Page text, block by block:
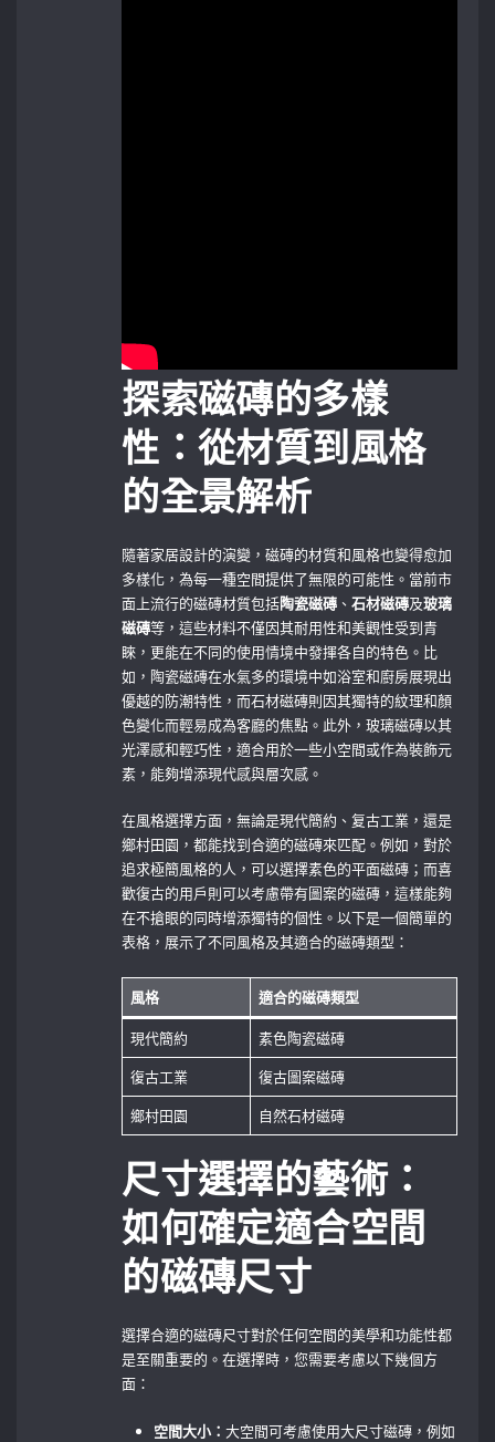
探索磁磚的多樣
性：從材質到風格
的全景解析
隨著家居設計的演變，磁磚的材質和風格也變得愈加
多樣化，為每一種空間提供了無限的可能性。當前市
面上流行的磁磚材質包括陶瓷磁磚 、石材磁磚及玻璃
磁磚等，這些材料不僅因其耐用性和美觀性受到青
睞，更能在不同的使用情境中發揮各自的特色。比
如，陶瓷磁磚在水氣多的環境中如浴室和廚房展現出
優越的防潮特性，而石材磁磚則因其獨特的紋理和顏
色變化而輕易成為客廳的焦點。此外，玻璃磁磚以其
光澤感和輕巧性，適合用於一些小空間或作為裝飾元
素，能夠增添現代感與層次感。
在風格選擇方面，無論是現代簡約、复古工業，還是
鄉村田園，都能找到合適的磁磚來匹配。例如，對於
追求極簡風格的人，可以選擇素色的平面磁磚；而喜
歡復古的用戶則可以考慮帶有圖案的磁磚，這樣能夠
在不搶眼的同時增添獨特的個性。以下是一個簡單的
表格，展示了不同風格及其適合的磁磚類型：
風格 適合的磁磚類型
現代簡約
素色陶瓷磁磚
復古工業
復古圖案磁磚
鄉村田園
自然石材磁磚
尺寸選擇的藝術：
如何確定適合空間
的磁磚尺寸
選擇合適的磁磚尺寸對於任何空間的美學和功能性都
是至關重要的。在選擇時，您需要考慮以下幾個方
面：
空間大小：大空間可考慮使用大尺寸磁磚，例如